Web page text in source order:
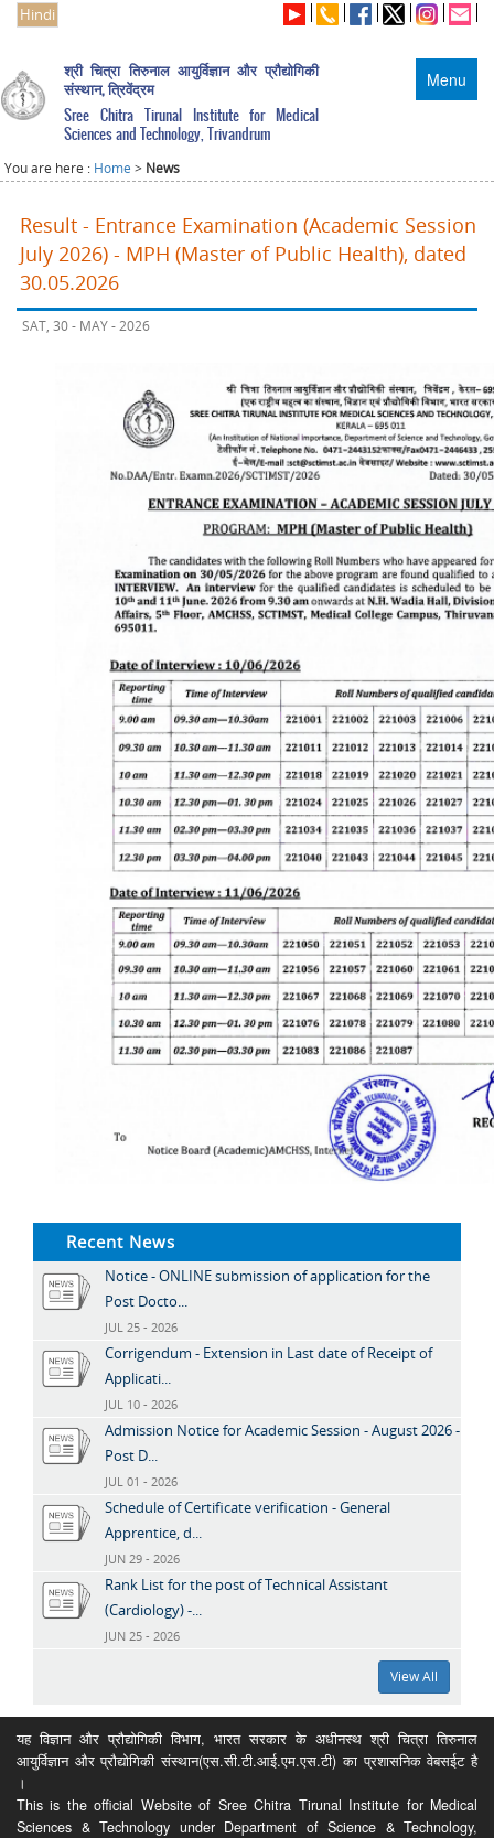
Hindi
Menu
श्री चित्रा तिरुनाल आयुर्विज्ञान और प्रौद्योगिकी
संस्थान, त्रिवेंद्रम
Sree Chitra Tirunal Institute for Medical
Sciences and Technology, Trivandrum
You are here : Home > News
Result - Entrance Examination (Academic Session
July 2026) - MPH (Master of Public Health), dated
30.05.2026
SAT, 30 - MAY - 2026
Recent News
Notice - ONLINE submission of application for the
Post Docto...
JUL 25 - 2026
Corrigendum - Extension in Last date of Receipt of
Applicati...
JUL 10 - 2026
Admission Notice for Academic Session - August 2026 -
Post D...
JUL 01 - 2026
Schedule of Certificate verification - General
Apprentice, d...
JUN 29 - 2026
Rank List for the post of Technical Assistant
(Cardiology) -...
JUN 25 - 2026
View All
यह विज्ञान और प्रौद्योगिकी विभाग, भारत सरकार के अधीनस्थ श्री चित्रा तिरुनाल
आयुर्विज्ञान और प्रौद्योगिकी संस्थान(एस.सी.टी.आई.एम.एस.टी) का प्रशासनिक वेबसईट है
।
This is the official Website of Sree Chitra Tirunal Institute for Medical
Sciences & Technology under Department of Science & Technology,